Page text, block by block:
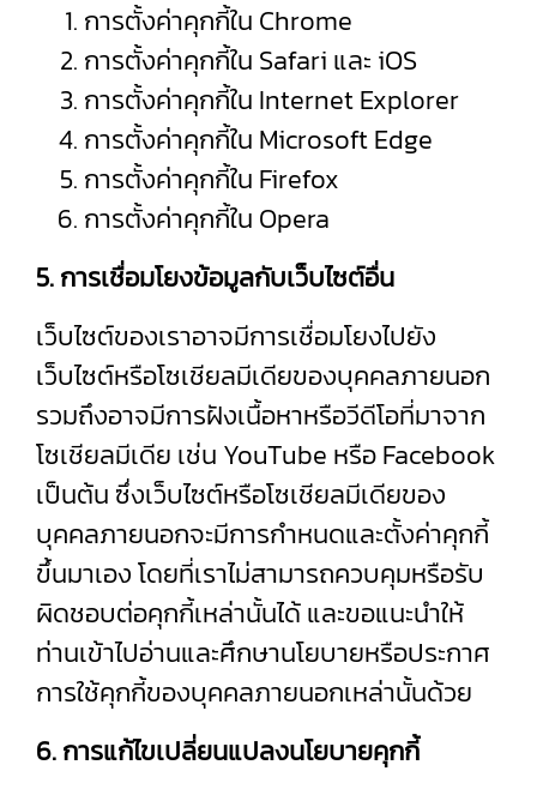
การตั้งค่าคุกกี้ใน Chrome
การตั้งค่าคุกกี้ใน Safari และ iOS
การตั้งค่าคุกกี้ใน Internet Explorer
การตั้งค่าคุกกี้ใน Microsoft Edge
การตั้งค่าคุกกี้ใน Firefox
การตั้งค่าคุกกี้ใน Opera
5. การเชื่อมโยงข้อมูลกับเว็บไซต์อื่น
เว็บไซต์ของเราอาจมีการเชื่อมโยงไปยัง
เว็บไซต์หรือโซเชียลมีเดียของบุคคลภายนอก
รวมถึงอาจมีการฝังเนื้อหาหรือวีดีโอที่มาจาก
โซเชียลมีเดีย เช่น YouTube หรือ Facebook
เป็นต้น ซึ่งเว็บไซต์หรือโซเชียลมีเดียของ
บุคคลภายนอกจะมีการกำหนดและตั้งค่าคุกกี้
ขึ้นมาเอง โดยที่เราไม่สามารถควบคุมหรือรับ
ผิดชอบต่อคุกกี้เหล่านั้นได้ และขอแนะนำให้
ท่านเข้าไปอ่านและศึกษานโยบายหรือประกาศ
การใช้คุกกี้ของบุคคลภายนอกเหล่านั้นด้วย
6. การแก้ไขเปลี่ยนแปลงนโยบายคุกกี้